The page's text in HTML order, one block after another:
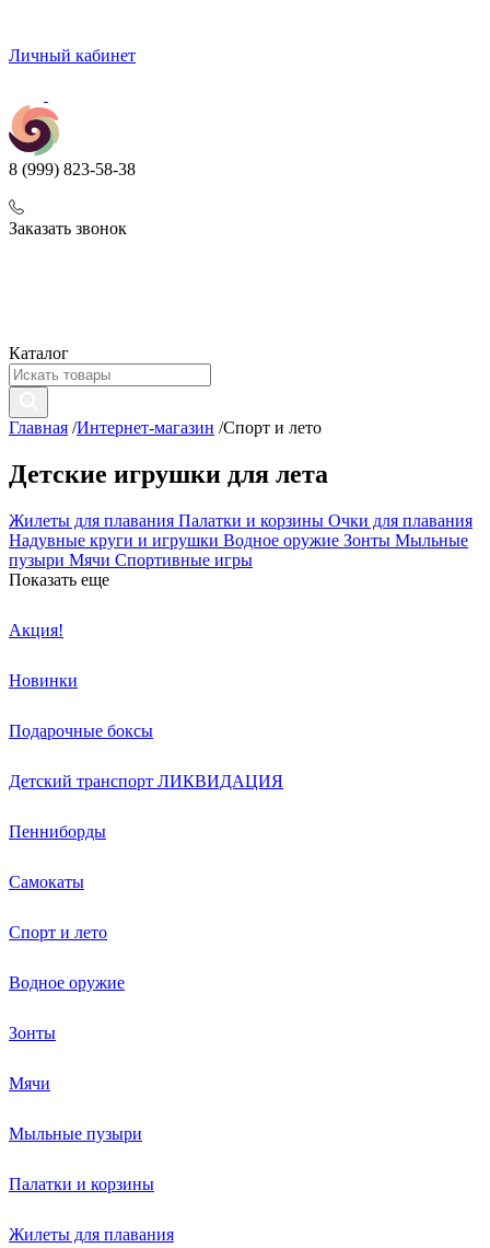
Личный кабинет
8 (999) 823-58-38
Заказать звонок
Каталог
Главная /Интернет-магазин /Спорт и лето
Детские игрушки для лета
Жилеты для плавания Палатки и корзины Очки для плавания
Надувные круги и игрушки Водное оружие Зонты Мыльные
пузыри Мячи Спортивные игры
Показать еще
Акция!
Новинки
Подарочные боксы
Детский транспорт ЛИКВИДАЦИЯ
Пенниборды
Самокаты
Спорт и лето
Водное оружие
Зонты
Мячи
Мыльные пузыри
Палатки и корзины
Жилеты для плавания